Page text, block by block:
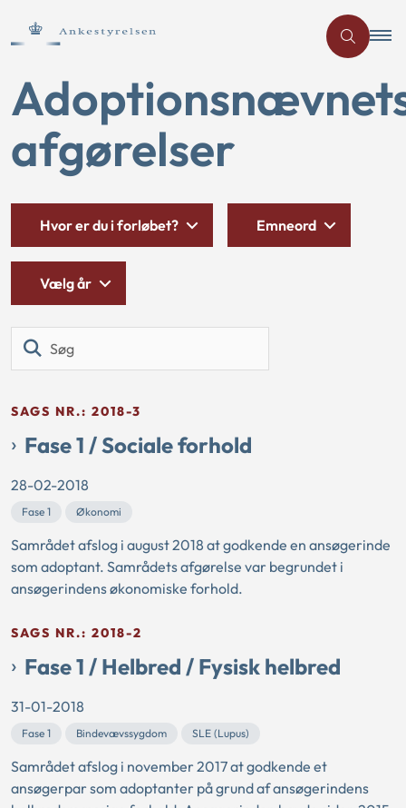
afgørelser
Hvor er du i forløbet? Emneord
Vælg år
SAGS NR.: 2018-3
Fase 1 / Sociale forhold
28-02-2018
Fase 1 Økonomi
Samrådet afslog i august 2018 at godkende en ansøgerinde
som adoptant. Samrådets afgørelse var begrundet i
ansøgerindens økonomiske forhold.
SAGS NR.: 2018-2
Fase 1 / Helbred / Fysisk helbred
31-01-2018
Fase 1 Bindevævssygdom SLE (Lupus)
Samrådet afslog i november 2017 at godkende et
ansøgerpar som adoptanter på grund af ansøgerindens